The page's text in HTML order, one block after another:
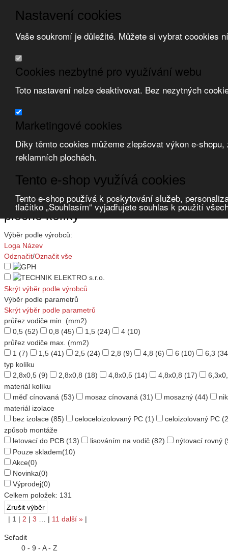
Nastavení cookies
Vaše soukromí je důležité. Můžete si vybrat coookies
Cookies nezbytné pro využívání webu
Toto nastavení nelze deaktivovat. Bez nezytných
Marketingové cookies
Díky těmto cookies můžeme zlepšovat výkon e-
reklamních plochách.
Tento e-shop využívá cookies
Tento e-shop používá k poskytování služeb,
tlačítko „Souhlasím“ vyjadřujete souhlas k použití
Přeskočit na hlavní obsah Přeskočit na doplňující obsah
Obchodní podmínky
Registrace
Zvolte měnu:
Přihlásit uživatele
Úvod Kabely a vodiče, příslušenství ukončovací a spojovací prvky
ploché kolíky
Výběr podle výrobců:
Loga Název
Odznačit/Označit vše
Skrýt výběr podle výrobců
Výběr podle parametrů
Skrýt výběr podle parametrů
průřez vodiče min. (mm2)
0,5 (52) 0,8 (45) 1,5 (24) 4 (10)
průřez vodiče max. (mm2)
1 (7) 1,5 (41) 2,5 (24) 2,8 (9) 4,8 (6) 6 (10) 6,3
typ kolíku
2,8x0,5 (9) 2,8x0,8 (18) 4,8x0,5 (14) 4,8x0,8 (17)
materiál kolíku
měď cínovaná (53) mosaz cínovaná (31) mosazný (44)
materiál izolace
bez izolace (85) celoceloizolovaný PC (1) celoizolovaný PC
způsob montáže
letovací do PCB (13) lisováním na vodič (82) nýtovací rovný
Pouze skladem(10)
Akce(0)
Novinka(0)
Výprodej(0)
Celkem položek: 131
| 1 | 2 | 3 … | 11 další » |
Seřadit
0 - 9 - A - Z